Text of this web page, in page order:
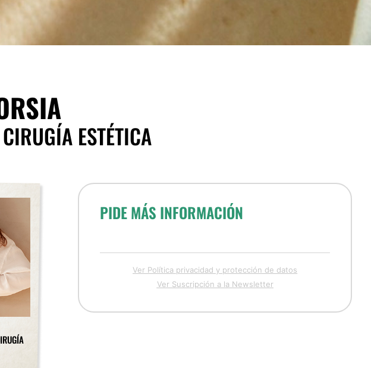
ESTÉTICA
PIDE MÁS INFORMACIÓN
Ver Política privacidad y protección de datos
Ver Suscripción a la Newsletter